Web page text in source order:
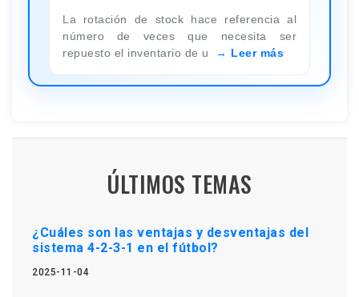
La rotación de stock hace referencia al
número de veces que necesita ser
repuesto el inventario de u
Leer más
ÚLTIMOS TEMAS
¿Cuáles son las ventajas y desventajas del
sistema 4-2-3-1 en el fútbol?
2025-11-04